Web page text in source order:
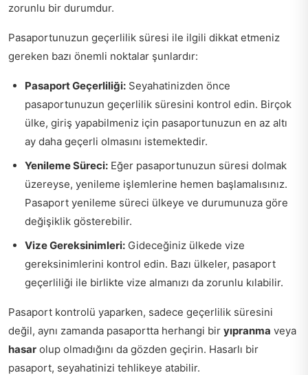
zorunlu bir durumdur.
Pasaportunuzun geçerlilik süresi ile ilgili dikkat etmeniz
gereken bazı önemli noktalar şunlardır:
Pasaport Geçerliliği: Seyahatinizden önce
pasaportunuzun geçerlilik süresini kontrol edin. Birçok
ülke, giriş yapabilmeniz için pasaportunuzun en az altı
ay daha geçerli olmasını istemektedir.
Yenileme Süreci: Eğer pasaportunuzun süresi dolmak
üzereyse, yenileme işlemlerine hemen başlamalısınız.
Pasaport yenileme süreci ülkeye ve durumunuza göre
değişiklik gösterebilir.
Vize Gereksinimleri: Gideceğiniz ülkede vize
gereksinimlerini kontrol edin. Bazı ülkeler, pasaport
geçerliliği ile birlikte vize almanızı da zorunlu kılabilir.
Pasaport kontrolü yaparken, sadece geçerlilik süresini
değil, aynı zamanda pasaportta herhangi bir yıpranma veya
hasar olup olmadığını da gözden geçirin. Hasarlı bir
pasaport, seyahatinizi tehlikeye atabilir.